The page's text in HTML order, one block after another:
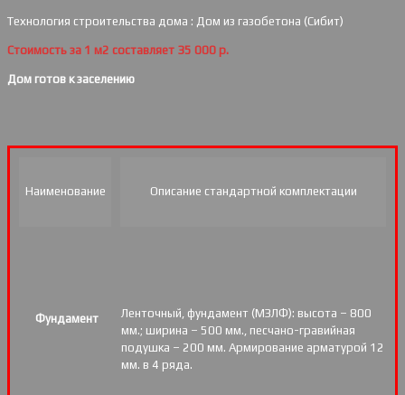
Технология строительства дома : Дом из газобетона (Сибит)
Стоимость за 1 м2 составляет 35 000 р.
Дом готов к заселению
Наименование Описание стандартной комплектации
Фундамент
Ленточный, фундамент (МЗЛФ): высота – 800
мм.; ширина – 500 мм., песчано-гравийная
подушка – 200 мм. Армирование арматурой 12
мм. в 4 ряда.